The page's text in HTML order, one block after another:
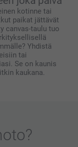
kotinne tai
paikat jättävät
canvas-taulu tuo
Yhdistä
tai
Se on kaunis
kaukana.
?